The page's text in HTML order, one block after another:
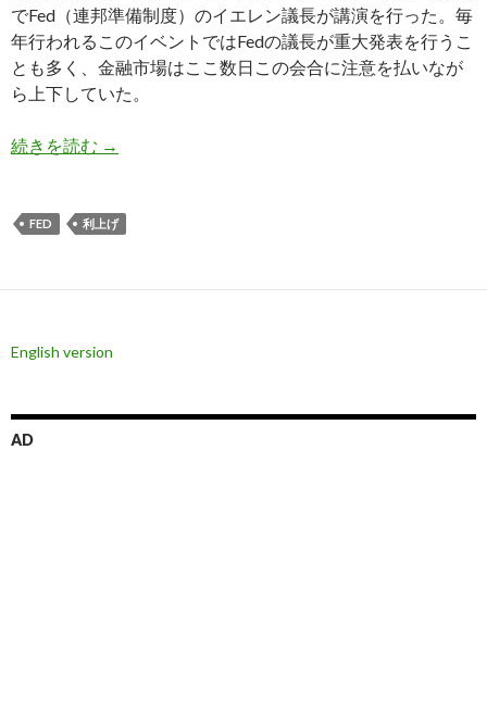
でFed（連邦準備制度）のイエレン議長が講演を行った。毎
年行われるこのイベントではFedの議長が重大発表を行うこ
とも多く、金融市場はここ数日この会合に注意を払いなが
ら上下していた。
続きを読む ジャクソンホール速報: イエレン議長が利上げへ
→
FED 利上げ
English version
AD